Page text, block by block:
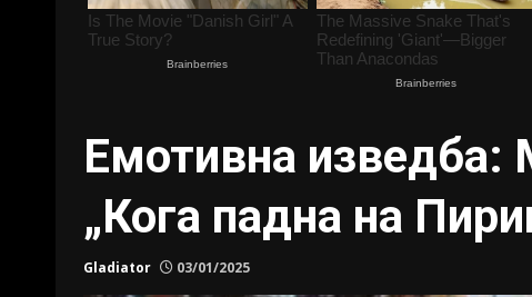
Емотивна изведба:
„Кога падна на
Gladiator 03/01/2025